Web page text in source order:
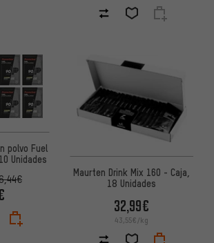
polvo Fuel
Unidades
Maurten Drink Mix 160 - Caja,
18 Unidades
32,99€
43,55€/kg